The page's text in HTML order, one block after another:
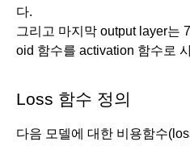
다.
그리고 마지막 output layer는
oid 함수를 activation 함수로
Loss 함수 정의
다음 모델에 대한 비용함수